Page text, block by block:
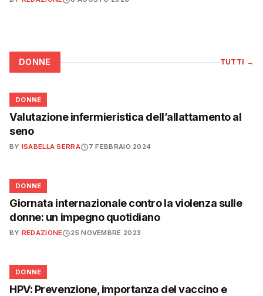
DONNE TUTTI →
🌸
DONNE
Valutazione infermieristica dell’allattamento al
seno
BY ISABELLA SERRA 7 FEBBRAIO 2024
🌸
DONNE
Giornata internazionale contro la violenza sulle
donne: un impegno quotidiano
BY REDAZIONE 25 NOVEMBRE 2023
🌸
DONNE
HPV: Prevenzione, importanza del vaccino e